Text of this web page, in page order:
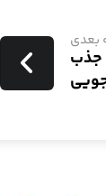
بعدی
جذب